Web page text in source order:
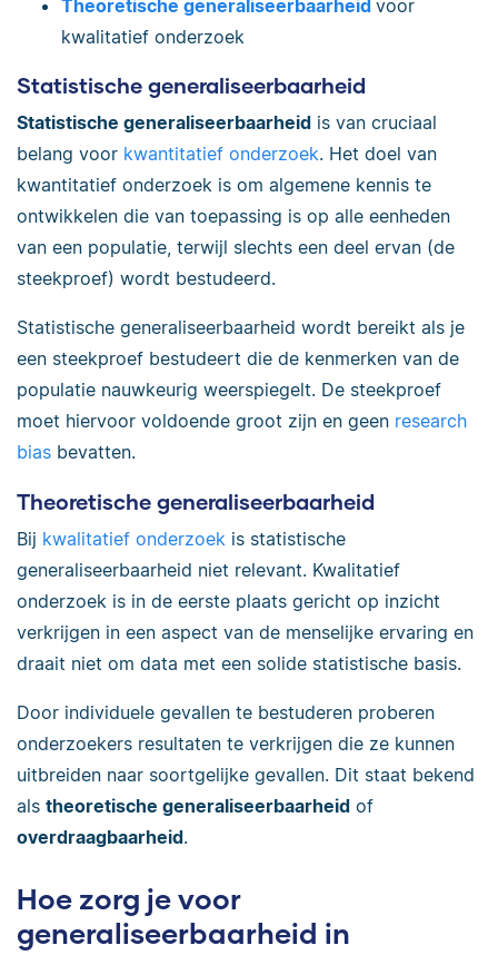
Theoretische generaliseerbaarheid voor
kwalitatief onderzoek
Statistische generaliseerbaarheid
Statistische generaliseerbaarheid is van cruciaal
belang voor kwantitatief onderzoek. Het doel van
kwantitatief onderzoek is om algemene kennis te
ontwikkelen die van toepassing is op alle eenheden
van een populatie, terwijl slechts een deel ervan (de
steekproef) wordt bestudeerd.
Statistische generaliseerbaarheid wordt bereikt als je
een steekproef bestudeert die de kenmerken van de
populatie nauwkeurig weerspiegelt. De steekproef
moet hiervoor voldoende groot zijn en geen research
bias bevatten.
Theoretische generaliseerbaarheid
Bij kwalitatief onderzoek is statistische
generaliseerbaarheid niet relevant. Kwalitatief
onderzoek is in de eerste plaats gericht op inzicht
verkrijgen in een aspect van de menselijke ervaring en
draait niet om data met een solide statistische basis.
Door individuele gevallen te bestuderen proberen
onderzoekers resultaten te verkrijgen die ze kunnen
uitbreiden naar soortgelijke gevallen. Dit staat bekend
als theoretische generaliseerbaarheid of
overdraagbaarheid.
Hoe zorg je voor
generaliseerbaarheid in